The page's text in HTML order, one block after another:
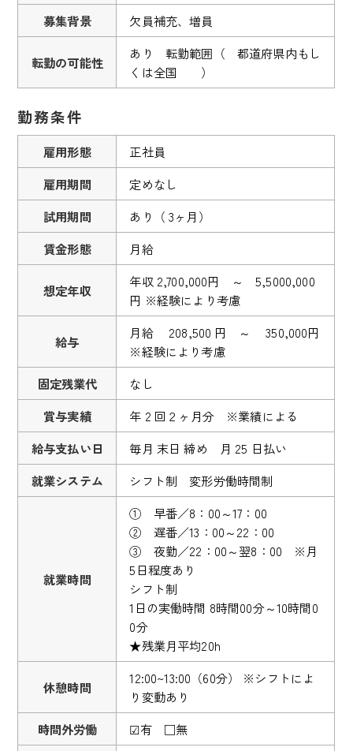
募集背景
欠員補充、増員
転勤の可能性
あり 転勤範囲（ 都道府県内もし
くは全国 ）
勤務条件
雇用形態
正社員
雇用期間
定めなし
試用期間
あり（ 3ヶ月）
賃金形態
月給
想定年収
年収 2,700,000円 ～ 5,5000,000
円 ※経験により考慮
給与
月給 208,500 円 ～ 350,000円
※経験により考慮
固定残業代
なし
賞与実績
年 2 回２ヶ月分 ※業績による
給与支払い日
毎月 末日 締め 月 25 日払い
就業システム
シフト制 変形労働時間制
就業時間
① 早番／8：00～17：00
② 遅番／13：00～22：00
③ 夜勤／22：00～翌8：00 ※月
5日程度あり
シフト制
1日の実働時間 8時間00分～10時間0
0分
★残業月平均20h
休憩時間
12:00~13:00（60分） ※シフトによ
り変動あり
時間外労働
☑有 □無